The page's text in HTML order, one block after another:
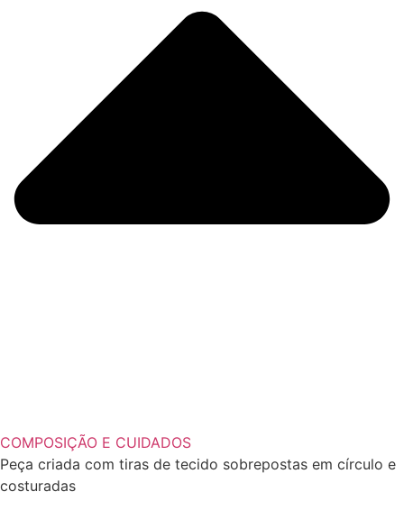
COMPOSIÇÃO E CUIDADOS
Peça criada com tiras de tecido sobrepostas em círculo e
costuradas